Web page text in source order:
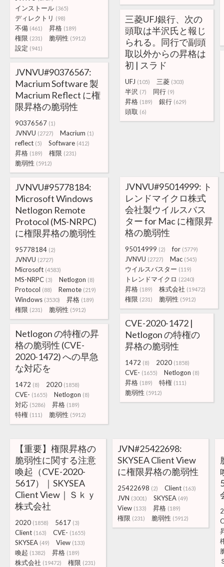
インストール (365)
ディレクトリ (98)
不備 (461) 昇格 (189)
権限 (231) 脆弱性 (5912)
設定 (941)
三菱UFJ銀行、次の
頭取は半沢氏と報じ
られる。同行で副頭
取以外からの昇格は
初 | スラド
UFJ (105) 三菱 (303)
半沢 (7) 同行 (9)
昇格 (189) 銀行 (629)
頭取 (6)
JVNVU#90376567:
Macrium Software 製
Macrium Reflect に権
限昇格の脆弱性
90376567 (1)
JVNVU (2727) Macrium (1)
reflect (5) Software (412)
昇格 (189) 権限 (231)
脆弱性 (5912)
JVNVU#95014999: ト
レンドマイクロ株式
会社製ウイルスバス
ター for Mac に権限昇
格の脆弱性
95014999 (2) for (5779)
JVNVU (2727) Mac (545)
ウイルスバスター (119)
トレンドマイクロ (2240)
昇格 (189) 株式会社 (19472)
権限 (231) 脆弱性 (5912)
JVNVU#95778184:
Microsoft Windows
Netlogon Remote
Protocol (MS-NRPC)
に権限昇格の脆弱性
95778184 (2)
JVNVU (2727)
Microsoft (4583)
MS-NRPC (3) Netlogon (8)
Protocol (88) Remote (219)
Windows (3530) 昇格 (189)
権限 (231) 脆弱性 (5912)
CVE-2020-1472 |
Netlogon の特権の
昇格の脆弱性
1472 (8) 2020 (1858)
CVE- (1655) Netlogon (8)
昇格 (189) 特権 (111)
脆弱性 (5912)
Netlogon の特権の昇
格の脆弱性 (CVE-
2020-1472) への早急
な対応を
1472 (8) 2020 (1858)
CVE- (1655) Netlogon (8)
対応 (5286) 昇格 (189)
特権 (111) 脆弱性 (5912)
【重要】権限昇格の
脆弱性に関する注意
喚起（CVE-2020-
5617）｜SKYSEA
Client View｜Ｓｋｙ
株式会社
2020 (1858) 5617 (3)
Client (163) CVE- (1655)
SKYSEA (49) View (133)
喚起 (1382) 昇格 (189)
株式会社 (19472) 権限 (231)
JVN#25422698:
SKYSEA Client View
に権限昇格の脆弱性
25422698 (2) Client (163)
JVN (3001) SKYSEA (49)
View (133) 昇格 (189)
権限 (231) 脆弱性 (5912)